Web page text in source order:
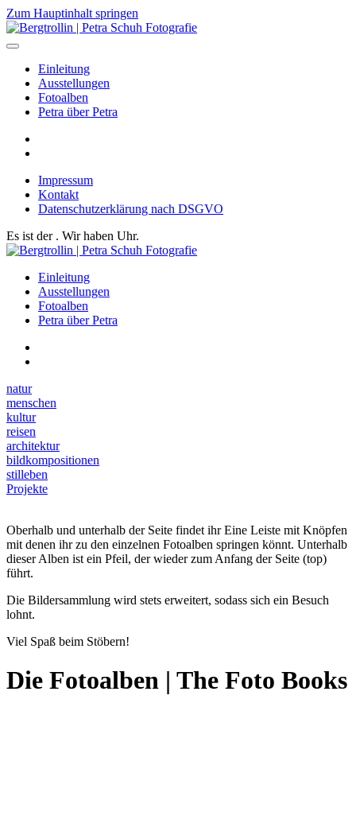
Zum Hauptinhalt springen
Einleitung
Ausstellungen
Fotoalben
Petra über Petra
Impressum
Kontakt
Datenschutzerklärung nach DSGVO
Es ist der . Wir haben Uhr.
Einleitung
Ausstellungen
Fotoalben
Petra über Petra
natur
menschen
kultur
reisen
architektur
bildkompositionen
stilleben
Projekte
Oberhalb und unterhalb der Seite findet ihr Eine Leiste mit Knöpfen
mit denen ihr zu den einzelnen Fotoalben springen könnt. Unterhalb
dieser Alben ist ein Pfeil, der wieder zum Anfang der Seite (top)
führt.
Die Bildersammlung wird stets erweitert, sodass sich ein Besuch
lohnt.
Viel Spaß beim Stöbern!
Die Fotoalben | The Foto Books